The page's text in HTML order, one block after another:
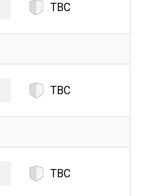
TBC
TBC
TBC